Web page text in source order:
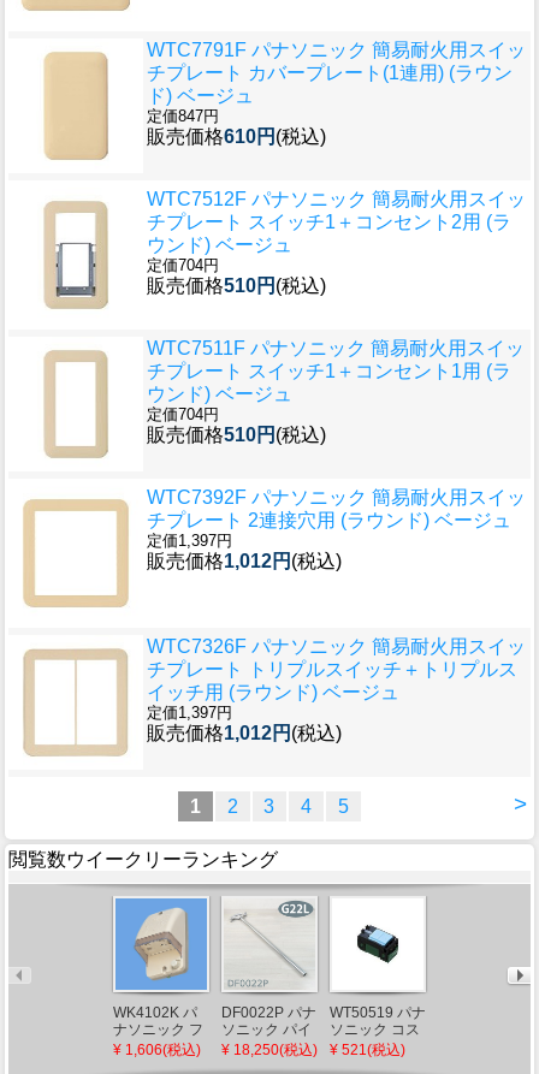
WTC7791F パナソニック 簡易耐火用スイッ
チプレート カバープレート(1連用) (ラウン
ド) ベージュ
定価847円
販売価格610円 (税込)
WTC7512F パナソニック 簡易耐火用スイッ
チプレート スイッチ1＋コンセント2用 (ラ
ウンド) ベージュ
定価704円
販売価格510円 (税込)
WTC7511F パナソニック 簡易耐火用スイッ
チプレート スイッチ1＋コンセント1用 (ラ
ウンド) ベージュ
定価704円
販売価格510円 (税込)
WTC7392F パナソニック 簡易耐火用スイッ
チプレート 2連接穴用 (ラウンド) ベージュ
定価1,397円
販売価格1,012円 (税込)
WTC7326F パナソニック 簡易耐火用スイッ
チプレート トリプルスイッチ＋トリプルス
イッチ用 (ラウンド) ベージュ
定価1,397円
販売価格1,012円 (税込)
>
1 2 3 4 5
閲覧数ウイークリーランキング
WK4102K パ
ナソニック フ
ル接地防水コ
¥ 1,606(税込)
DF0022P パナ
ソニック パイ
プベンダー ハ
¥ 18,250(税込)
WT50519 パナ
ソニック コス
モシリーズワ
¥ 521(税込)